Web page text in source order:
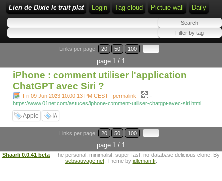
Lien de Dixie le trait plat Login Tag cloud Picture wall Daily
Links per page: 20 50 100
page 1 / 1
iPhone : comment utiliser l'application
ChatGPT avec Siri ?
Fri 09 Jun 2023 10:00:13 PM CEST - permalink - -
https://www.01net.com/astuces/iphone-comment-utiliser-chatgpt-avec-siri.html
Apple IA
Links per page: 20 50 100
page 1 / 1
Shaarli 0.0.41 beta - The personal, minimalist, super-fast, no-database delicious clone. By
sebsauvage.net. Theme by idleman.fr.